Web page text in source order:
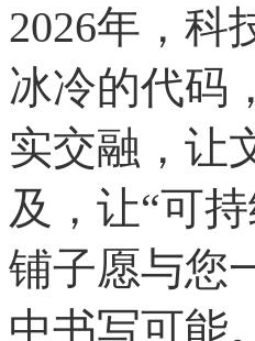
2026年，科
冰冷的代码
实交融，让
及，让“可
铺子愿与您
中书写可能。